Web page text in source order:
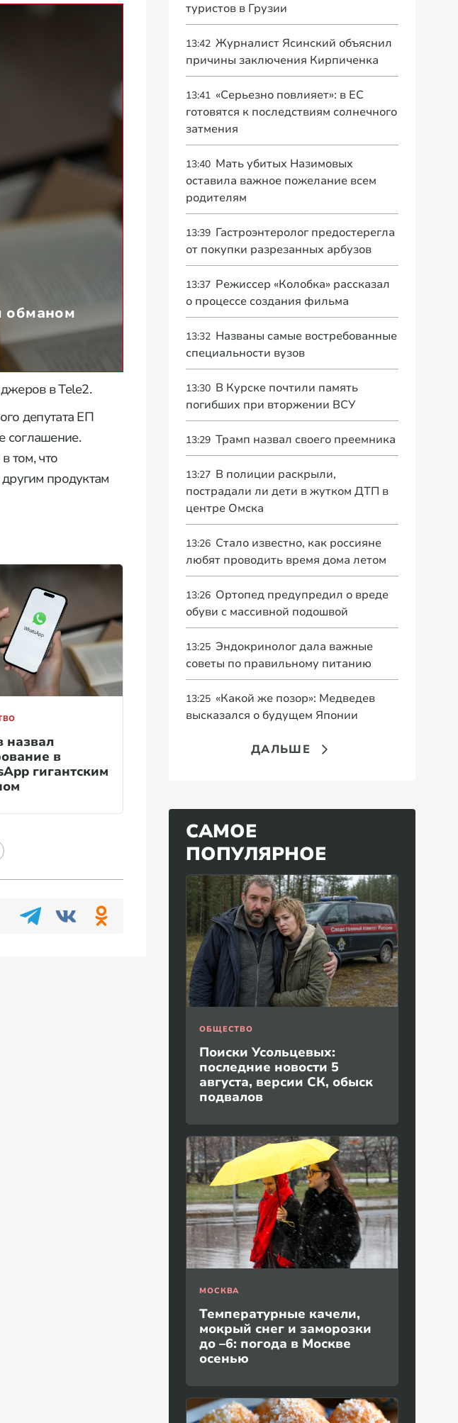
обманом
в Tele2.
депутата ЕП
соглашение.
том, что
продуктам
назвал
в
гигантским
туристов в Грузии
13:42 Журналист Ясинский объяснил
причины заключения Кирпиченка
13:41 «Серьезно повлияет»: в ЕС
готовятся к последствиям солнечного
затмения
13:40 Мать убитых Назимовых
оставила важное пожелание всем
родителям
13:39 Гастроэнтеролог предостерегла
от покупки разрезанных арбузов
13:37 Режиссер «Колобка» рассказал
о процессе создания фильма
13:32 Названы самые востребованные
специальности вузов
13:30 В Курске почтили память
погибших при вторжении ВСУ
13:29 Трамп назвал своего преемника
13:27 В полиции раскрыли,
пострадали ли дети в жутком ДТП в
центре Омска
13:26 Стало известно, как россияне
любят проводить время дома летом
13:26 Ортопед предупредил о вреде
обуви с массивной подошвой
13:25 Эндокринолог дала важные
советы по правильному питанию
13:25 «Какой же позор»: Медведев
высказался о будущем Японии
ДАЛЬШЕ
САМОЕ
ПОПУЛЯРНОЕ
ОБЩЕСТВО
Поиски Усольцевых:
последние новости 5
августа, версии СК, обыск
подвалов
МОСКВА
Температурные качели,
мокрый снег и заморозки
до –6: погода в Москве
осенью